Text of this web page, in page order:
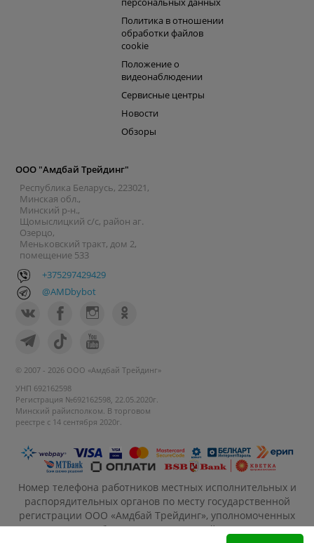
Политика в отношении
обработки файлов
cookie
Положение о
видеонаблюдении
Сервисные центры
Новости
Обзоры
ООО "Амдбай Трейдинг"
Республика Беларусь, 223021,
Минская обл.,
Минский р-н.,
Щомыслицкий с/с, район аг.
Озерцо,
Меньковский тракт, дом 2,
помещение 533
+375297429429
@AMDbybot
© 2007 - 2026 ООО «Амдбай Трейдинг»
УНП 692162598
Регистрация №692162598, 22.05.2020г.
Минский райисполком. В торговом
реестре с 14 сентября 2020г.
Номер телефона работников местных исполнительных и
распорядительных органов по месту государственной
регистрации ООО «Амдбай Трейдинг», уполномоченных
рассматривать обращения покупателей: +375 17 270-35-